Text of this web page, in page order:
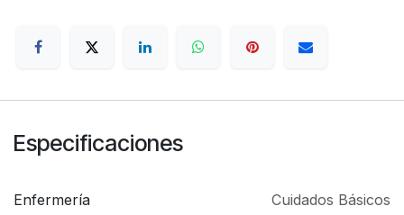
Especificaciones
Enfermería Cuidados Básicos